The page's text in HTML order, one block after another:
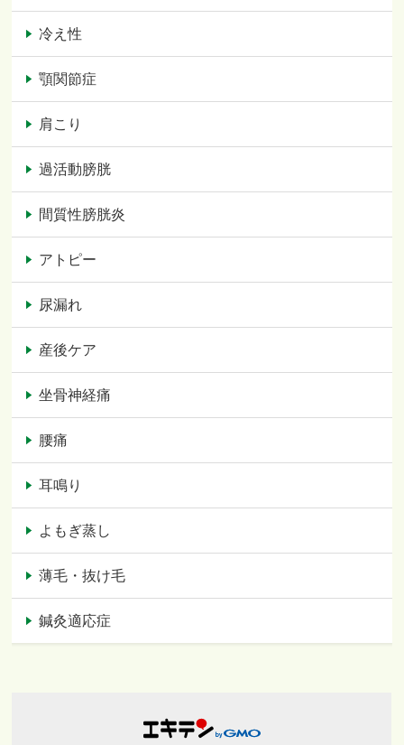
冷え性
顎関節症
肩こり
過活動膀胱
間質性膀胱炎
アトピー
尿漏れ
産後ケア
坐骨神経痛
腰痛
耳鳴り
よもぎ蒸し
薄毛・抜け毛
鍼灸適応症